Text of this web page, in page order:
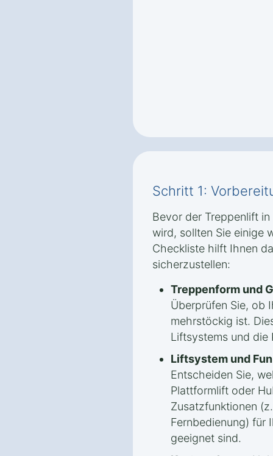
Schritt 1:
Bevor der Treppenlift
wird, sollten Sie einige
Checkliste hilft Ihnen
sicherzustellen:
Treppenform und
Überprüfen Sie, ob
mehrstöckig ist.
Liftsystems und die
Liftsystem und
Entscheiden Sie,
Plattformlift oder
Zusatzfunktionen
Fernbedienung) für
geeignet sind.